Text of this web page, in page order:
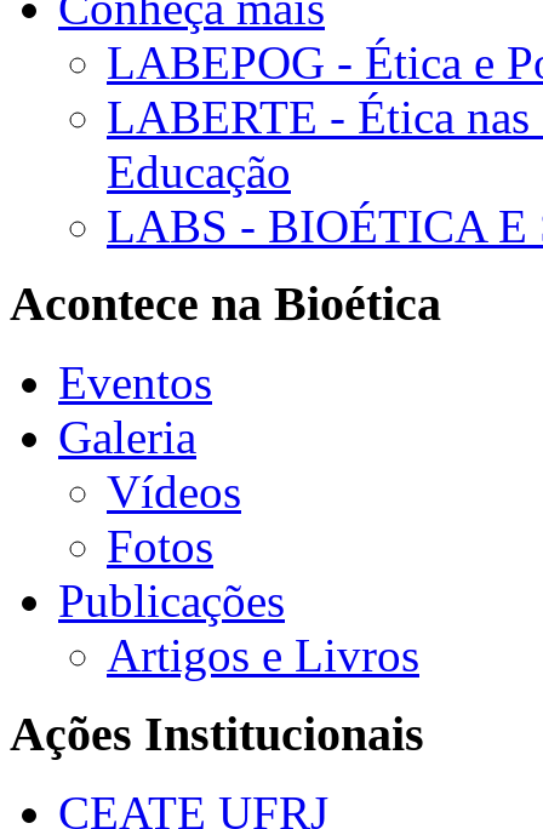
LABEPOG - Ética e
LABERTE - Ética nas
Educação
LABS - BIOÉTICA E
Acontece na Bioética
Eventos
Galeria
Vídeos
Fotos
Publicações
Artigos e Livros
Ações Institucionais
CEATE UFRJ